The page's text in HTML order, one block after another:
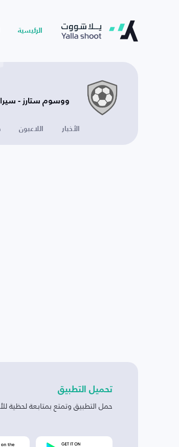
الرئيسية
ووسوم ستارز -
الأخبار اللاعبون
تحميل التطبيق
حمل التطبيق وتمتع بمتابعة لحظية